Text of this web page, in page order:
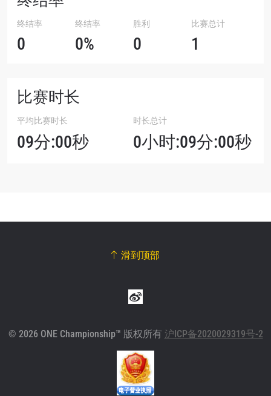
终结率
0
终结率
0%
胜利
0
比赛总计
1
比赛时长
平均比赛时长
09分:00秒
时长总计
0小时:09分:00秒
滑到顶部
© 2026 ONE Championship™ 版权所有 沪ICP备2020029319号-2